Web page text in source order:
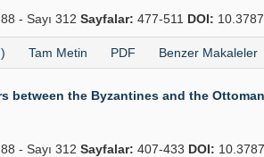
- Sayı 312 Sayfalar: 477-511 DOI:
Tam Metin PDF Benzer Makaleler
between the Byzantines and the
- Sayı 312 Sayfalar: 407-433 DOI: